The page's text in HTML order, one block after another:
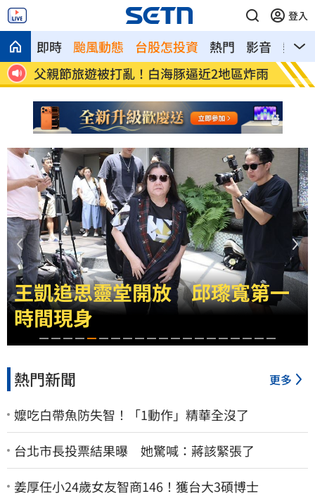
登入
即時 颱風動態 台股怎投資 熱門 影音
熱搜
雨 肥大叔猝逝曾自嘲更生人！創年收破億品
牌
徐莉
王凱追思靈堂開放　邱瓈寬第一
時間現身
熱門新聞 更多
嬤吃白帶魚防失智！「1動作」精華全沒了
台北市長投票結果曝 她驚喊：蔣該緊張了
姜厚任小24歲女友智商146！獲台大3碩博士